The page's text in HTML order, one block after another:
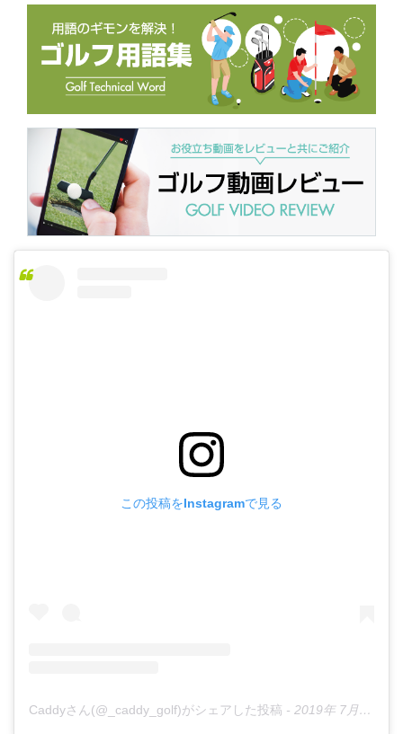
この投稿をInstagramで見る
Caddyさん(@_caddy_golf)がシェアした投稿 - 2019年 7月月8日午後6時37分PDT